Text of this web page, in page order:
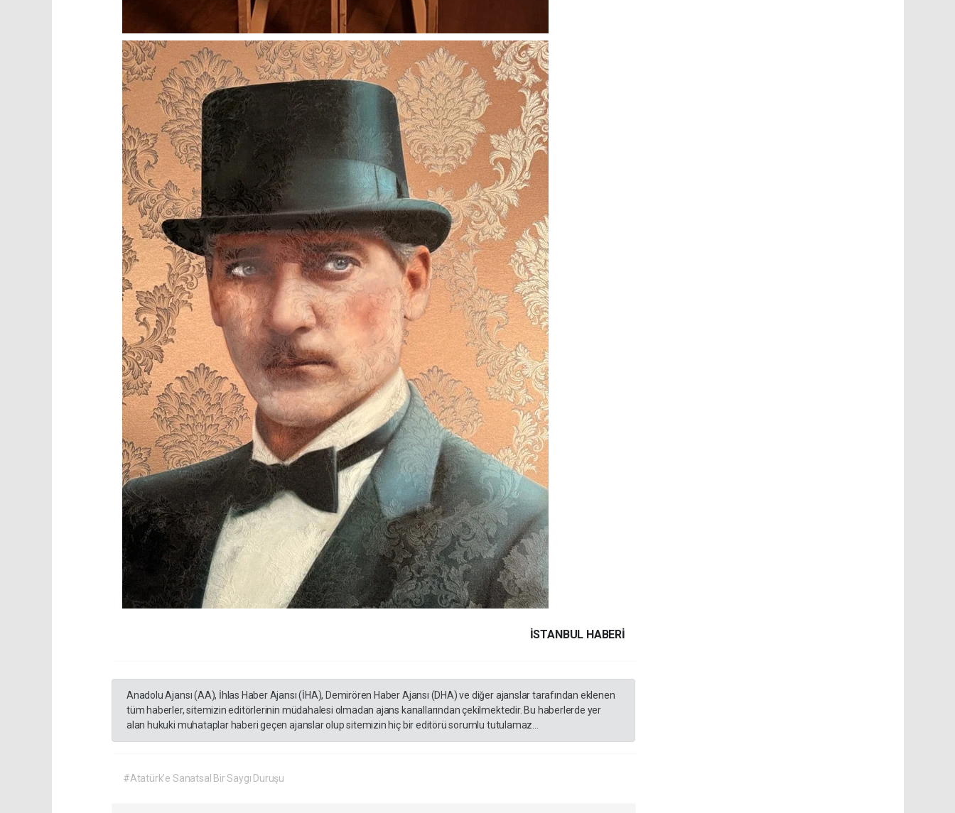
İSTANBUL HABERİ
Anadolu Ajansı (AA), İhlas Haber Ajansı (İHA), Demirören Haber Ajansı (DHA) ve diğer ajanslar tarafından eklenen
tüm haberler, sitemizin editörlerinin müdahalesi olmadan ajans kanallarından çekilmektedir. Bu haberlerde yer
alan hukuki muhataplar haberi geçen ajanslar olup sitemizin hiç bir editörü sorumlu tutulamaz...
#Atatürk’e Sanatsal Bir Saygı Duruşu